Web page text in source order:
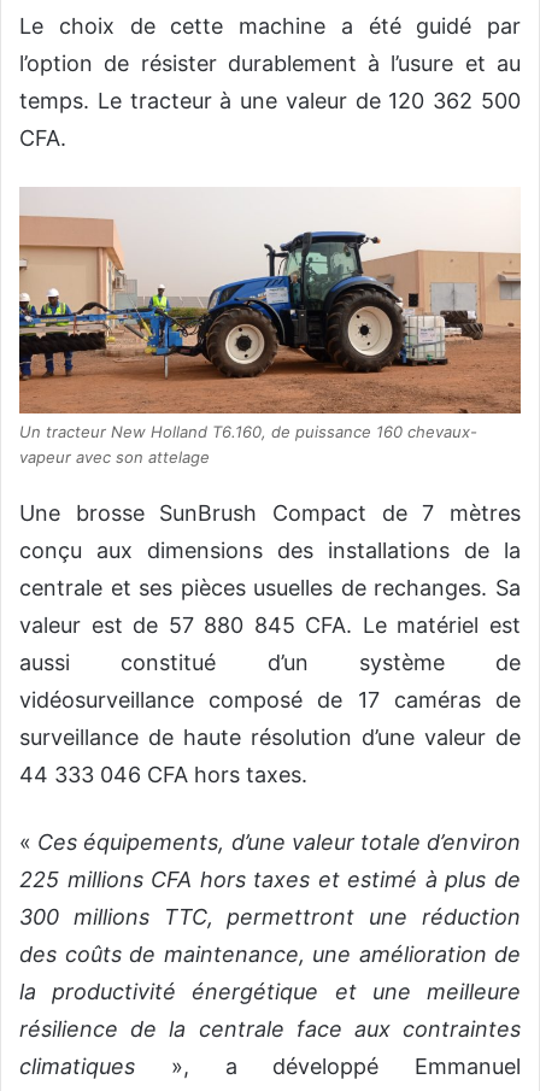
Le choix de cette machine a été guidé par
l’option de résister durablement à l’usure et au
temps. Le tracteur à une valeur de 120 362 500
CFA.
Un tracteur New Holland T6.160, de puissance 160 chevaux-
vapeur avec son attelage
Une brosse SunBrush Compact de 7 mètres
conçu aux dimensions des installations de la
centrale et ses pièces usuelles de rechanges. Sa
valeur est de 57 880 845 CFA. Le matériel est
aussi constitué d’un système de
vidéosurveillance composé de 17 caméras de
surveillance de haute résolution d’une valeur de
44 333 046 CFA hors taxes.
« Ces équipements, d’une valeur totale d’environ
225 millions CFA hors taxes et estimé à plus de
300 millions TTC, permettront une réduction
des coûts de maintenance, une amélioration de
la productivité énergétique et une meilleure
résilience de la centrale face aux contraintes
climatiques », a développé Emmanuel